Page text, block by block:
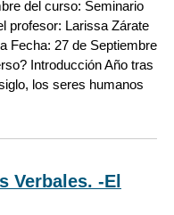
del curso: Seminario
profesor: Larissa Zárate
Fecha: 27 de Septiembre
Introducción Año tras
los seres humanos
Verbales. -El